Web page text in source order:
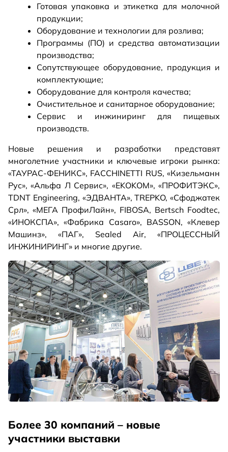
Готовая упаковка и этикетка для молочной
продукции;
Оборудование и технологии для розлива;
Программы (ПО) и средства автоматизации
производства;
Сопутствующее оборудование, продукция и
комплектующие;
Оборудование для контроля качества;
Очистительное и санитарное оборудование;
Сервис и инжиниринг для пищевых
производств.
Новые решения и разработки представят
многолетние участники и ключевые игроки рынка:
«ТАУРАС-ФЕНИКС», FACCHINETTI RUS, «Кизельманн
Рус», «Альфа Л Сервис», «EKOKOM», «ПРОФИТЭКС»,
TDNT Engineering, «ЭДВАНТА», TREPKO, «Сфоджатек
Срл», «МЕГА ПрофиЛайн», FIBOSA, Bertsch Foodtec,
«ИНОКСПА», «Фабрика Casaro», BASSON, «Клевер
Машинз», «ПАГ», Sealed Air, «ПРОЦЕССНЫЙ
ИНЖИНИРИНГ» и многие другие.
Более 30 компаний – новые
участники выставки